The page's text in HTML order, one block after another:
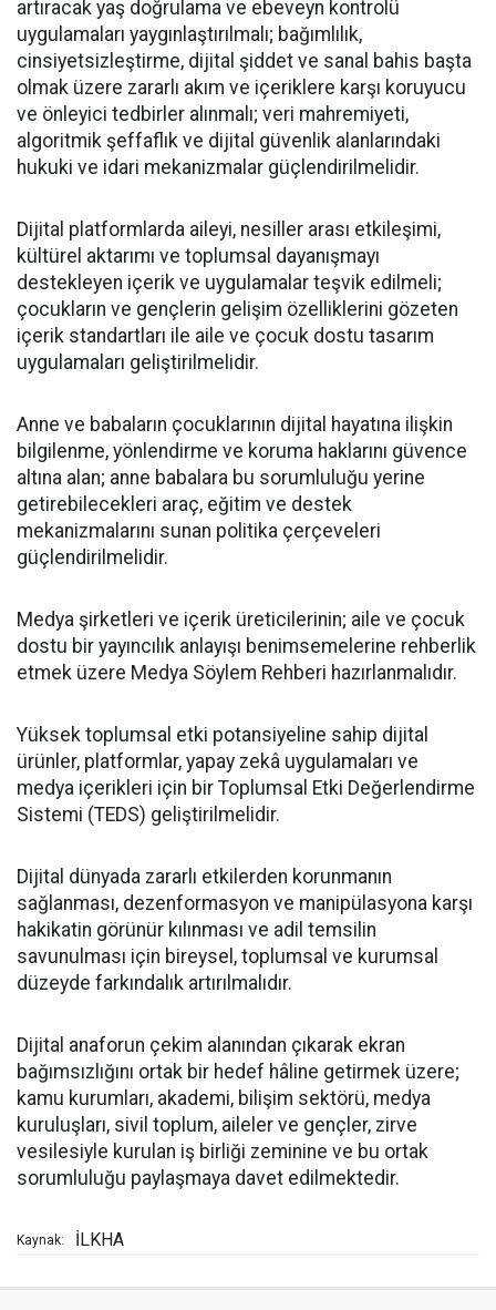
artıracak yaş doğrulama ve ebeveyn kontrolü
uygulamaları yaygınlaştırılmalı; bağımlılık,
cinsiyetsizleştirme, dijital şiddet ve sanal bahis başta
olmak üzere zararlı akım ve içeriklere karşı koruyucu
ve önleyici tedbirler alınmalı; veri mahremiyeti,
algoritmik şeffaflık ve dijital güvenlik alanlarındaki
hukuki ve idari mekanizmalar güçlendirilmelidir.
Dijital platformlarda aileyi, nesiller arası etkileşimi,
kültürel aktarımı ve toplumsal dayanışmayı
destekleyen içerik ve uygulamalar teşvik edilmeli;
çocukların ve gençlerin gelişim özelliklerini gözeten
içerik standartları ile aile ve çocuk dostu tasarım
uygulamaları geliştirilmelidir.
Anne ve babaların çocuklarının dijital hayatına ilişkin
bilgilenme, yönlendirme ve koruma haklarını güvence
altına alan; anne babalara bu sorumluluğu yerine
getirebilecekleri araç, eğitim ve destek
mekanizmalarını sunan politika çerçeveleri
güçlendirilmelidir.
Medya şirketleri ve içerik üreticilerinin; aile ve çocuk
dostu bir yayıncılık anlayışı benimsemelerine rehberlik
etmek üzere Medya Söylem Rehberi hazırlanmalıdır.
Yüksek toplumsal etki potansiyeline sahip dijital
ürünler, platformlar, yapay zekâ uygulamaları ve
medya içerikleri için bir Toplumsal Etki Değerlendirme
Sistemi (TEDS) geliştirilmelidir.
Dijital dünyada zararlı etkilerden korunmanın
sağlanması, dezenformasyon ve manipülasyona karşı
hakikatin görünür kılınması ve adil temsilin
savunulması için bireysel, toplumsal ve kurumsal
düzeyde farkındalık artırılmalıdır.
Dijital anaforun çekim alanından çıkarak ekran
bağımsızlığını ortak bir hedef hâline getirmek üzere;
kamu kurumları, akademi, bilişim sektörü, medya
kuruluşları, sivil toplum, aileler ve gençler, zirve
vesilesiyle kurulan iş birliği zeminine ve bu ortak
sorumluluğu paylaşmaya davet edilmektedir.
Kaynak: İLKHA